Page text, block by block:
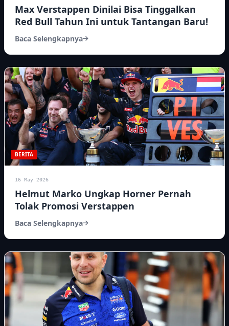
Max Verstappen Dinilai Bisa Tinggalkan
Red Bull Tahun Ini untuk Tantangan Baru!
Baca Selengkapnya
BERITA
16 May 2026
Helmut Marko Ungkap Horner Pernah
Tolak Promosi Verstappen
Baca Selengkapnya